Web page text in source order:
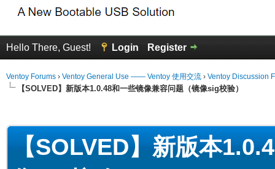
Hello There, Guest! Login Register
Ventoy Forums › Ventoy General Use —— Ventoy 使用交流 › Ventoy Discussion
【SOLVED】新版本1.0.48和一些镜像兼容问题（镜像sig校验）
【SOLVED】新版本